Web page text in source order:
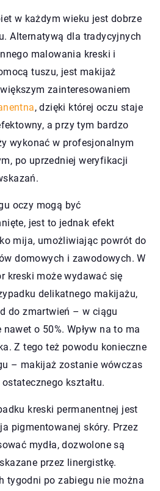
w każdym wieku jest dobrze
Alternatywą dla tradycyjnych
malowania kreski i
tuszu, jest makijaż
zainteresowaniem
, dzięki której oczu staje
a przy tym bardzo
wykonać w profesjonalnym
po uprzedniej weryfikacji
oczy mogą być
jest to jednak efekt
mija, umożliwiając powrót do
domowych i zawodowych. W
kreski może wydawać się
delikatnego makijażu,
do zmartwień – w ciągu
o 50%. Wpływ na to ma
Z tego też powodu konieczne
– makijaż zostanie wówczas
kształtu.
kreski permanentnej jest
pigmentowanej skóry. Przez
mydła, dozwolone są
przez linergistkę.
tygodni po zabiegu nie można